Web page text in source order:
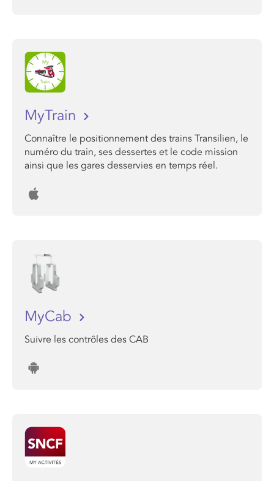
MyTrain
Connaître le positionnement des trains Transilien, le
numéro du train, ses dessertes et le code mission
ainsi que les gares desservies en temps réel.
MyCab
Suivre les contrôles des CAB